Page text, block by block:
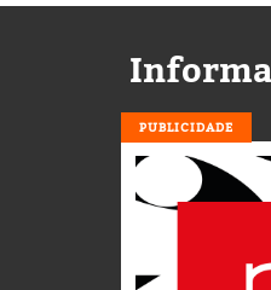
PUBLICIDADE